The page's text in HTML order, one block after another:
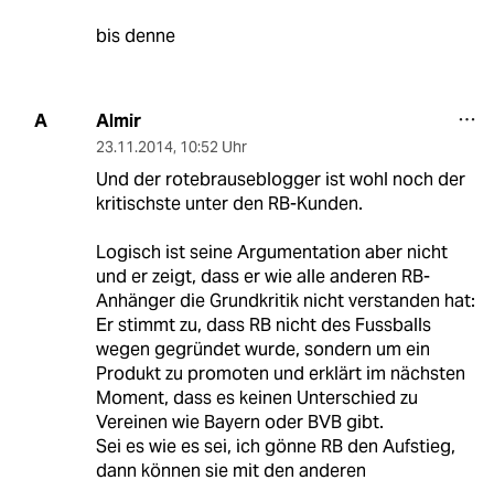
bis denne
A Almir
23.11.2014, 10:52 Uhr
Und der rotebrauseblogger ist wohl noch der
kritischste unter den RB-Kunden.
Logisch ist seine Argumentation aber nicht
und er zeigt, dass er wie alle anderen RB-
Anhänger die Grundkritik nicht verstanden hat:
Er stimmt zu, dass RB nicht des Fussballs
wegen gegründet wurde, sondern um ein
Produkt zu promoten und erklärt im nächsten
Moment, dass es keinen Unterschied zu
Vereinen wie Bayern oder BVB gibt.
Sei es wie es sei, ich gönne RB den Aufstieg,
dann können sie mit den anderen